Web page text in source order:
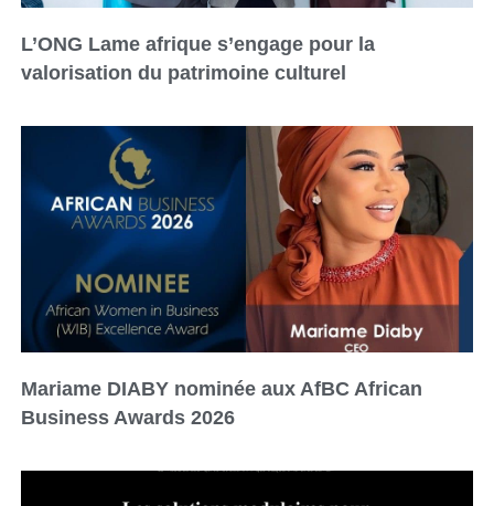
L’ONG Lame afrique s’engage pour la
valorisation du patrimoine culturel
Mariame DIABY nominée aux AfBC African
Business Awards 2026